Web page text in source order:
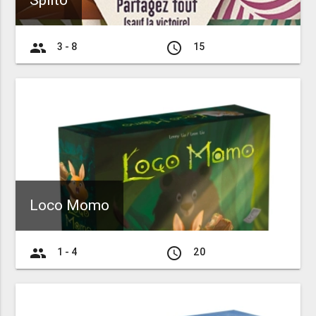
group 3 - 8 access_time 15
Loco Momo
group 1 - 4 access_time 20